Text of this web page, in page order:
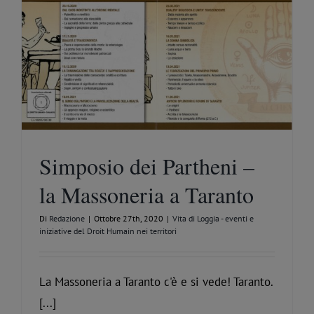
Simposio dei Partheni –
la Massoneria a Taranto
Di Redazione | Ottobre 27th, 2020 | Vita di Loggia - eventi e
iniziative del Droit Humain nei territori
La Massoneria a Taranto c'è e si vede! Taranto.
[...]